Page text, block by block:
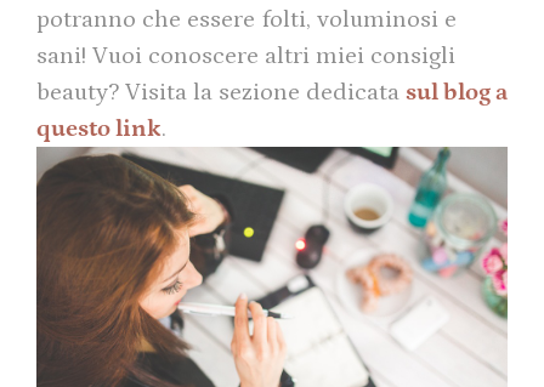
potranno che essere folti, voluminosi e
sani! Vuoi conoscere altri miei consigli
beauty? Visita la sezione dedicata sul blog a
questo link.